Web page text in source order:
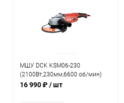
МШУ DCK KSM06-230
(2100Вт,230мм,6600 об/мин)
16 990 ₽/ шт